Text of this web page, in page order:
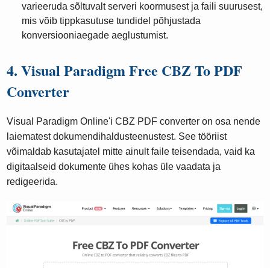
varieeruda sõltuvalt serveri koormusest ja faili suurusest,
mis võib tippkasutuse tundidel põhjustada
konversiooniaegade aeglustumist.
4. Visual Paradigm Free CBZ To PDF
Converter
Visual Paradigm Online'i CBZ PDF converter on osa nende
laiematest dokumendihaldusteenustest. See tööriist
võimaldab kasutajatel mitte ainult faile teisendada, vaid ka
digitaalseid dokumente ühes kohas üle vaadata ja
redigeerida.